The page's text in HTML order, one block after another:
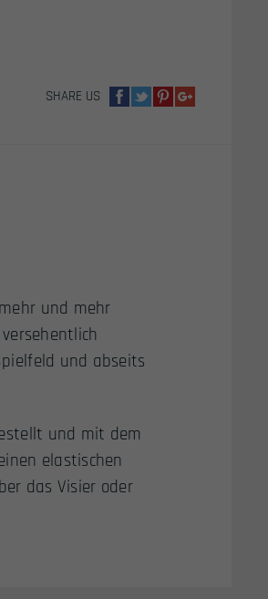
SHARE US
und mehr
und abseits
und mit dem
elastischen
das Visier oder